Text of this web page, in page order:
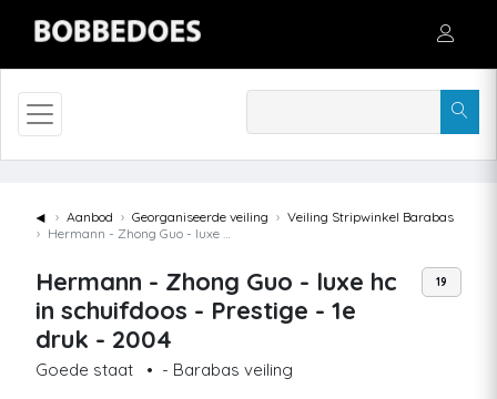
◄ Aanbod Georganiseerde veiling
Veiling Stripwinkel Barabas
Hermann - Zhong Guo - luxe hc in schuifdoos - Prestige - 1e druk - 2004
Hermann - Zhong Guo - luxe hc
in schuifdoos - Prestige - 1e
druk - 2004
Goede staat • - Barabas veiling
19